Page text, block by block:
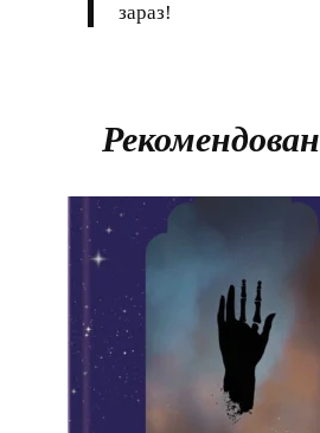
зараз!